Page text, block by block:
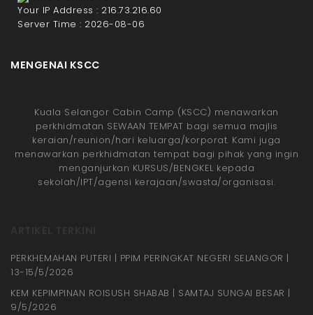
Your IP Address : 216.73.216.60
Server Time : 2026-08-06
MENGENAI KSCC
Kuala Selangor Cabin Camp (KSCC) menawarkan
perkhidmatan SEWAAN TEMPAT bagi semua majlis
keraian/reunion/hari keluarga/korporat. Kami juga
menawarkan perkhidmatan tempat bagi pihak yang ingin
menganjurkan KURSUS/BENGKEL kepada
sekolah/IPT/agensi kerajaan/swasta/organisasi.
PERKHEMAHAN PUTERI | PPIM PERINGKAT NEGERI SELANGOR |
13-15/5/2026
KEM KEPIMPINAN ROISUSH SHABAB | SAMTAJ SUNGAI BESAR |
9/5/2026